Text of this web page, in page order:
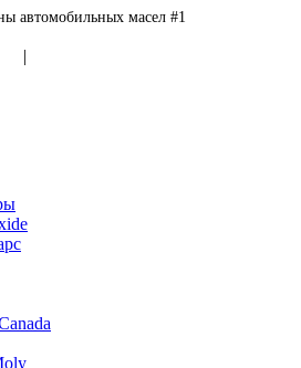
автомобильных масел #1
|